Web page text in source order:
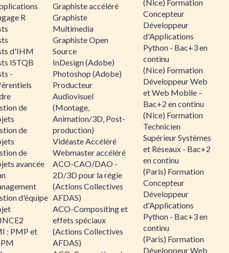
R
d'IHM
ISTQB
-
de
de
de
avancée
d'équipe
: PMP et
Graphiste accéléré
Graphiste
Multimedia
Graphiste Open
Source
InDesign (Adobe)
Photoshop (Adobe)
Producteur
Audiovisuel
(Montage,
Animation/3D, Post-
production)
Vidéaste Accéléré
Webmaster accéléré
ACO-CAO/DAO -
2D/3D pour la régie
(Actions Collectives
AFDAS)
ACO-Compositing et
effets spéciaux
(Actions Collectives
AFDAS)
(Nice) Formation
Concepteur
Développeur
d'Applications
Python - Bac+3 en
continu
(Nice) Formation
Développeur Web
et Web Mobile –
Bac+2 en continu
(Nice) Formation
Technicien
Supérieur Systèmes
et Réseaux - Bac+2
en continu
(Paris) Formation
Concepteur
Développeur
d'Applications
Python - Bac+3 en
continu
(Paris) Formation
Développeur Web